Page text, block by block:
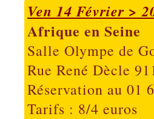
Ven 14 Février >
Afrique en Seine
Salle Olympe de
Rue René Dècle
Réservation au 01
Tarifs : 8/4 euros